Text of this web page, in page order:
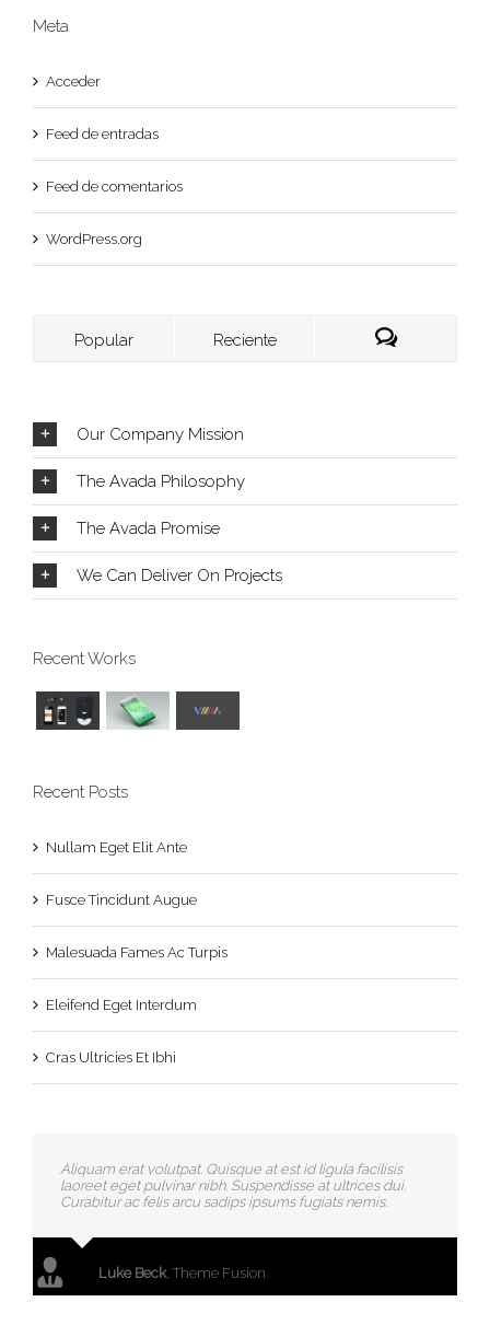
Meta
Acceder
Feed de entradas
Feed de comentarios
WordPress.org
Popular Reciente
Our Company Mission
The Avada Philosophy
The Avada Promise
We Can Deliver On Projects
Recent Works
Recent Posts
Nullam Eget Elit Ante
Fusce Tincidunt Augue
Malesuada Fames Ac Turpis
Eleifend Eget Interdum
Cras Ultricies Et Ibhi
Aliquam erat volutpat. Quisque at est id ligula facilisis
laoreet eget pulvinar nibh. Suspendisse at ultrices dui.
Curabitur ac felis arcu sadips ipsums fugiats nemis.
Luke Beck, Theme Fusion